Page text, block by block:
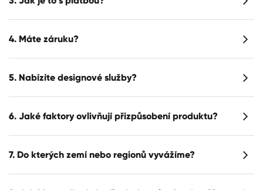
4. Máte záruku?
5. Nabízíte designové služby?
6. Jaké faktory ovlivňují přizpůsobení produktu?
7. Do kterých zemí nebo regionů vyvážíme?